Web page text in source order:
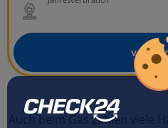
Auch beim Gas zahlen viele